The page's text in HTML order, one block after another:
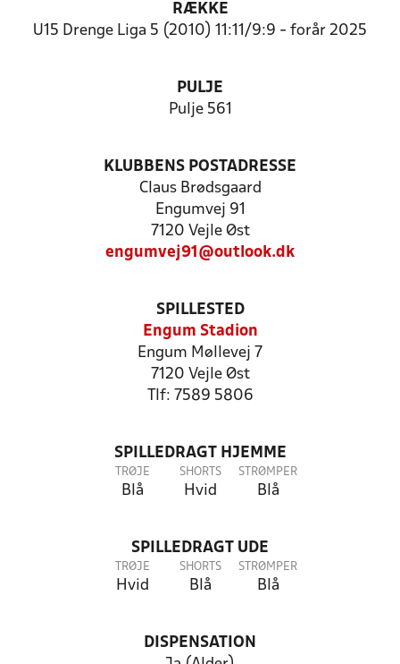
RÆKKE
U15 Drenge Liga 5 (2010) 11:11/9:9 - forår 2025
PULJE
Pulje 561
KLUBBENS POSTADRESSE
Claus Brødsgaard
Engumvej 91
7120 Vejle Øst
engumvej91@outlook.dk
SPILLESTED
Engum Stadion
Engum Møllevej 7
7120 Vejle Øst
Tlf: 7589 5806
SPILLEDRAGT HJEMME
TRØJE
Blå
SHORTS
Hvid
STRØMPER
Blå
SPILLEDRAGT UDE
TRØJE
Hvid
SHORTS
Blå
STRØMPER
Blå
DISPENSATION